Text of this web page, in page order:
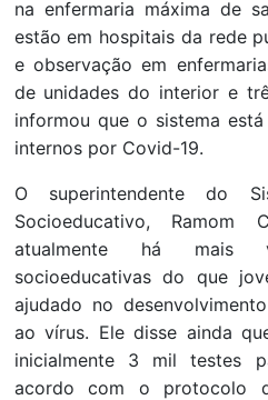
na enfermaria máxima de
estão em hospitais da rede
e observação em
de unidades do interior e
informou que o sistema
internos por Covid-19.
O superintendente do
Socioeducativo, Ramom
atualmente há mais
socioeducativas do que
ajudado no
ao vírus. Ele disse ainda
inicialmente 3 mil testes
acordo com o protocolo